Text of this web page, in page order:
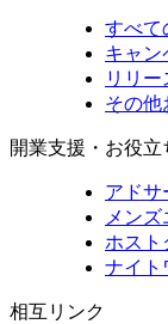
すべて
キャン
リリ
その他
開業支援・お役立
アドサ
メンズ
ホスト
ナイト
相互リンク